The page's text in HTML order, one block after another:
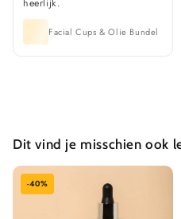
heerlijk.
Facial Cups & Olie Bundel
Dit vind je misschien ook
-40%